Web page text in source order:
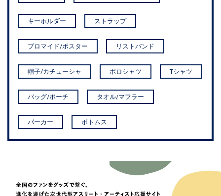
キーホルダー ストラップ
プロマイド/ポスター リストバンド
帽子/カチューシャ ポロシャツ Tシャツ
バッグ/ポーチ タオル/マフラー
パーカー ボトムス